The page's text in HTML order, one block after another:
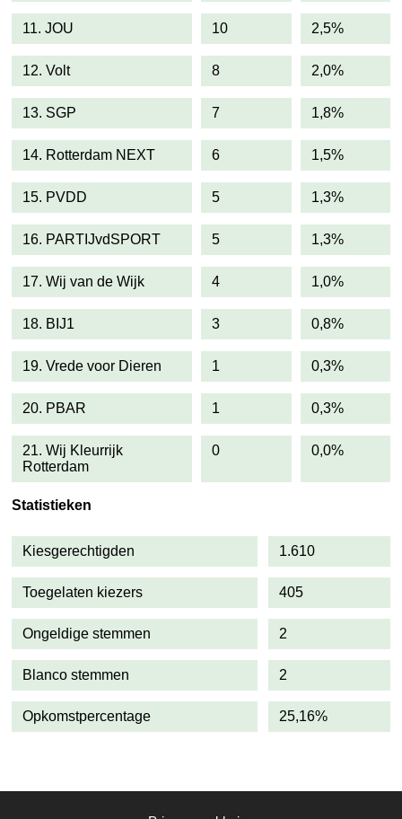
11. JOU 10 2,5%
12. Volt 8 2,0%
13. SGP 7 1,8%
14. Rotterdam NEXT 6 1,5%
15. PVDD 5 1,3%
16. PARTIJvdSPORT 5 1,3%
17. Wij van de Wijk 4 1,0%
18. BIJ1 3 0,8%
19. Vrede voor Dieren 1 0,3%
20. PBAR 1 0,3%
21. Wij Kleurrijk
Rotterdam
0 0,0%
Statistieken
Kiesgerechtigden 1.610
Toegelaten kiezers 405
Ongeldige stemmen 2
Blanco stemmen 2
Opkomstpercentage 25,16%